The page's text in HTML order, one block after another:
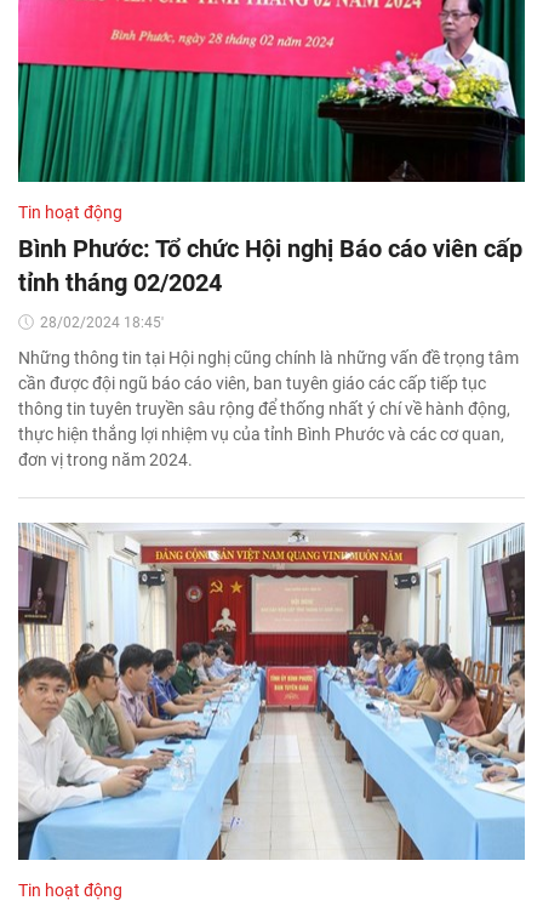
Tin hoạt động
Bình Phước: Tổ chức Hội nghị Báo cáo viên cấp
tỉnh tháng 02/2024
28/02/2024 18:45'
Những thông tin tại Hội nghị cũng chính là những vấn đề trọng tâm
cần được đội ngũ báo cáo viên, ban tuyên giáo các cấp tiếp tục
thông tin tuyên truyền sâu rộng để thống nhất ý chí về hành động,
thực hiện thắng lợi nhiệm vụ của tỉnh Bình Phước và các cơ quan,
đơn vị trong năm 2024.
Tin hoạt động